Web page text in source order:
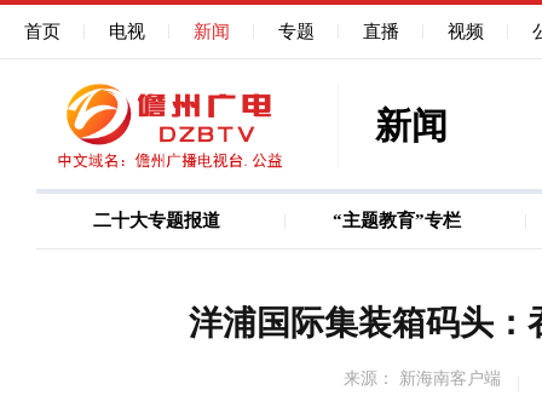
首页 电视 新闻 专题 直播 视频
新闻
二十大专题报道 “主题教育”专栏
洋浦国际集装箱码头
来源： 新海南客户端